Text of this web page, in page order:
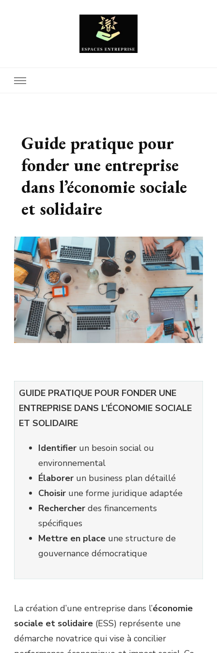
Guide pratique pour
fonder une entreprise
dans l’économie sociale
et solidaire
GUIDE PRATIQUE POUR FONDER UNE
ENTREPRISE DANS L’ÉCONOMIE SOCIALE
ET SOLIDAIRE
Identifier un besoin social ou
environnemental
Élaborer un business plan détaillé
Choisir une forme juridique adaptée
Rechercher des financements
spécifiques
Mettre en place une structure de
gouvernance démocratique
La création d’une entreprise dans l’économie
sociale et solidaire (ESS) représente une
démarche novatrice qui vise à concilier